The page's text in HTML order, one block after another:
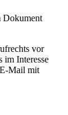
Dokument
vor
im Interesse
Mail mit